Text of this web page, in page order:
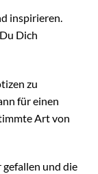
inspirieren.
Dich
zu
für einen
Art von
und die